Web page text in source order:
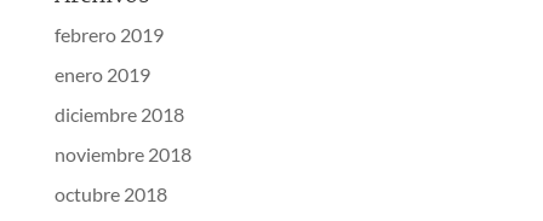
febrero 2019
enero 2019
diciembre 2018
noviembre 2018
octubre 2018